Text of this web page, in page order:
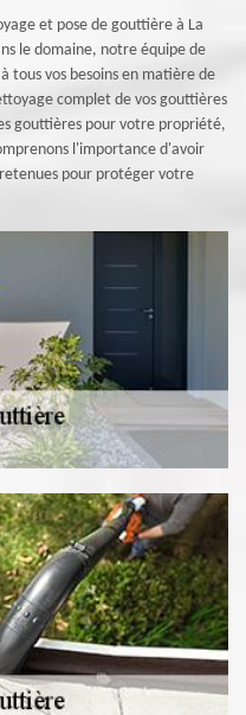
et pose de gouttière à La
le domaine, notre équipe de
tous vos besoins en matière de
complet de vos gouttières
gouttières pour votre propriété,
l'importance d'avoir
pour protéger votre